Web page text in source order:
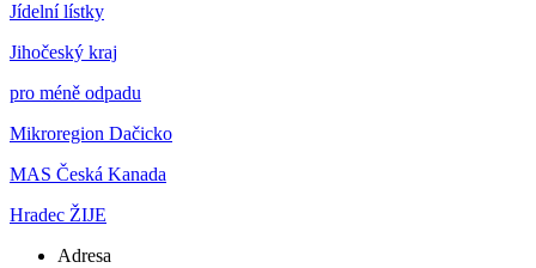
Jídelní lístky
Jihočeský kraj
pro méně odpadu
Mikroregion Dačicko
MAS Česká Kanada
Hradec ŽIJE
Adresa